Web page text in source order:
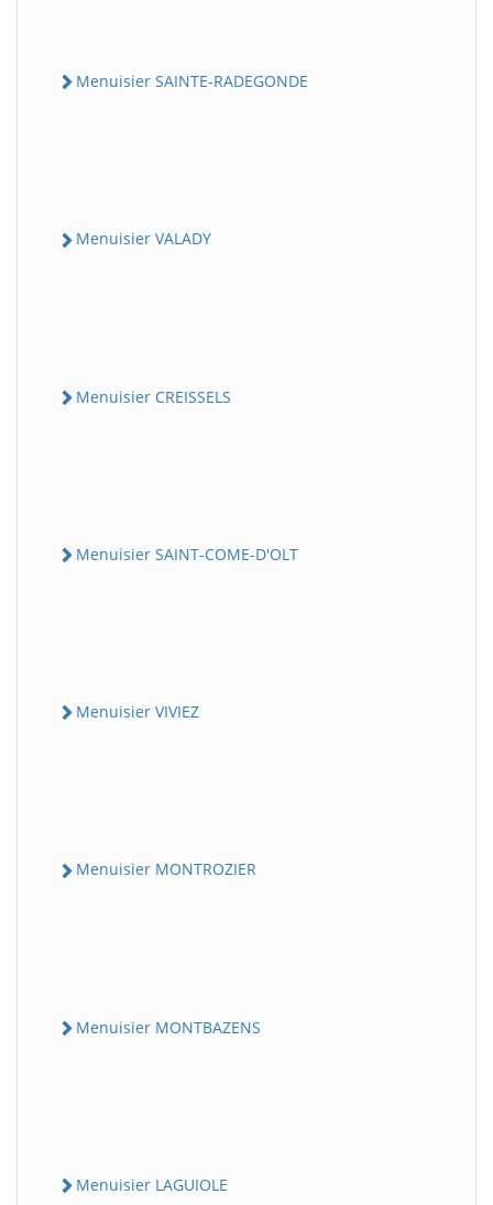
Menuisier SAINTE-RADEGONDE
Menuisier VALADY
Menuisier CREISSELS
Menuisier SAINT-COME-D'OLT
Menuisier VIVIEZ
Menuisier MONTROZIER
Menuisier MONTBAZENS
Menuisier LAGUIOLE